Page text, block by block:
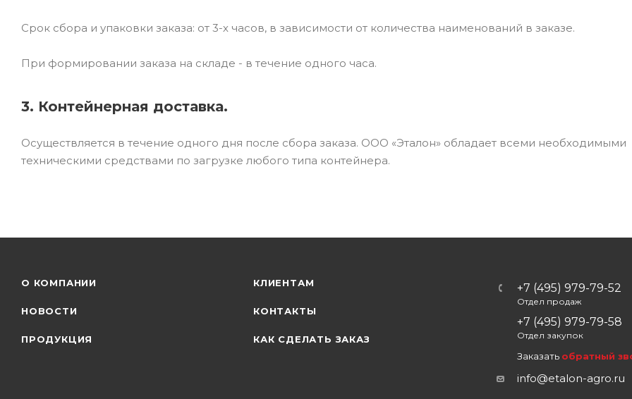
Срок сбора и упаковки заказа: от 3-х часов, в зависимости от количества наименований в заказе.
При формировании заказа на складе - в течение одного часа.
3. Контейнерная доставка.
Осуществляется в течение одного дня после сбора заказа. ООО «Эталон» обладает всеми необходимыми
техническими средствами по загрузке любого типа контейнера.
О КОМПАНИИ
НОВОСТИ
ПРОДУКЦИЯ
КЛИЕНТАМ
КОНТАКТЫ
КАК СДЕЛАТЬ ЗАКАЗ
+7 (495) 979-79-52
Отдел продаж
+7 (495) 979-79-58
Отдел закупок
Заказать обратный
info@etalon-agro.ru